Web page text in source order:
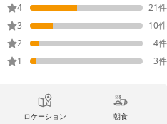
4
21件
3
10件
2
4件
1
3件
ロケーション 朝食